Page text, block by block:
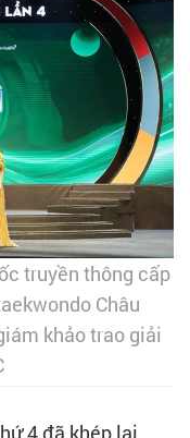
truyền thông cấp
Châu
khảo trao giải
4 đã khép lại,